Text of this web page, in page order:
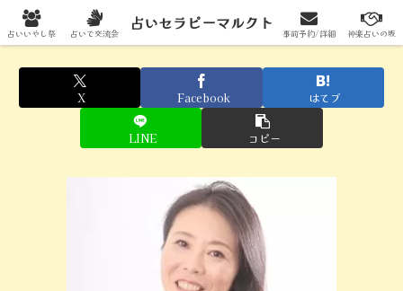
占いセラピーマルクトへの出展はこちらから
X Facebook はてブ
LINE コピー
占いいやし祭 占いで交流会
占いセラピーマルクト
事前予約/詳細 神楽占いの坂